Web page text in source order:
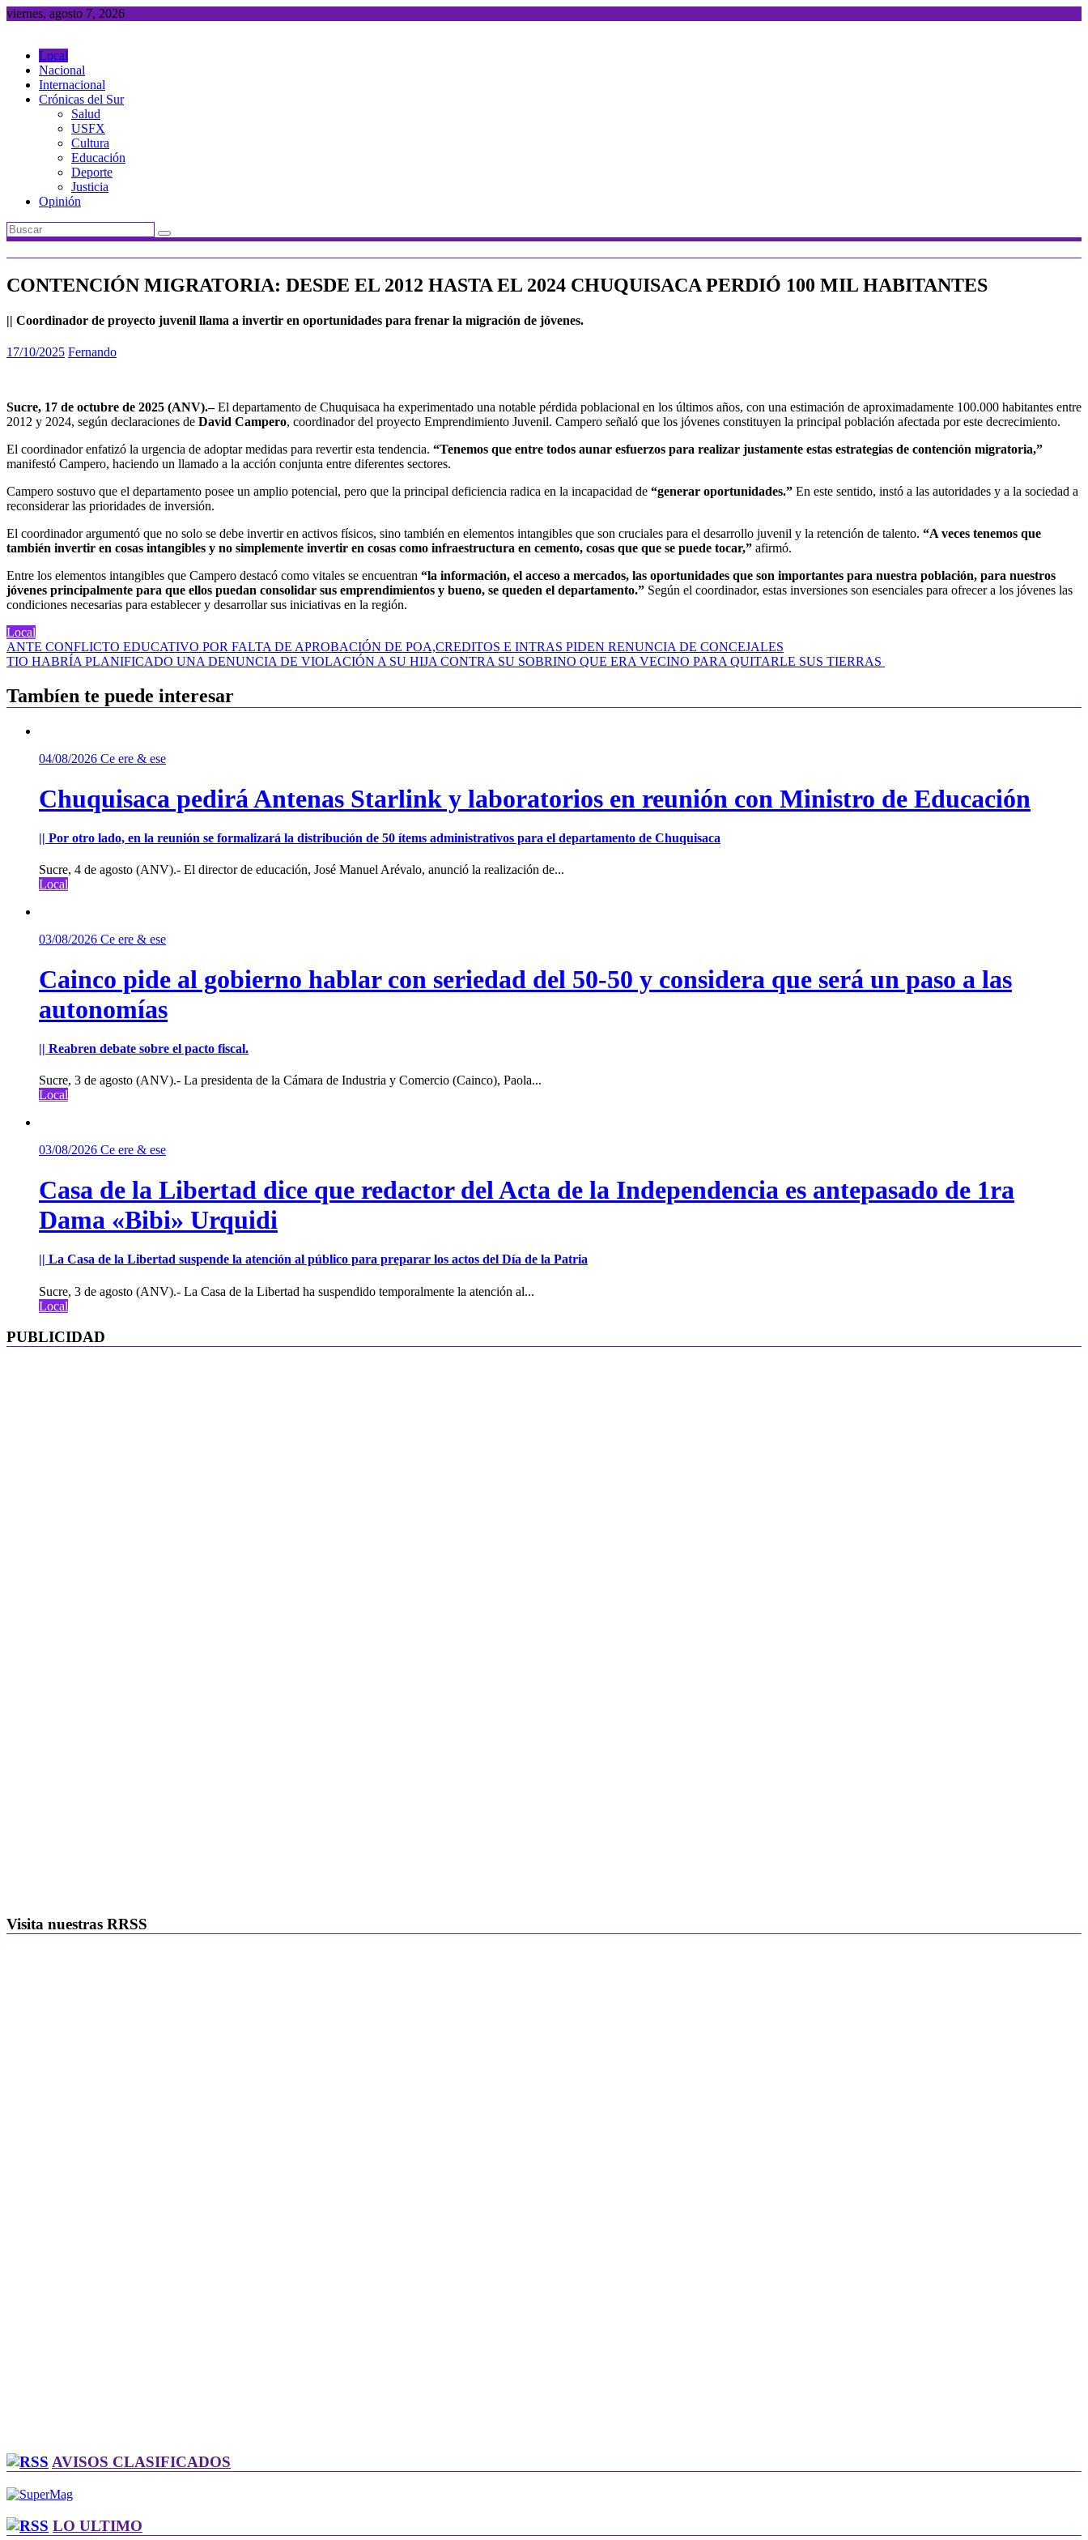
Saltar
viernes, agosto 7, 2026
Local
Nacional
Internacional
Crónicas del Sur
Salud
USFX
Cultura
Educación
Deporte
Justicia
Opinión
CONTENCIÓN MIGRATORIA: DESDE EL 2012 HASTA EL 2024 CHUQUISACA PERDIÓ 100 MIL HABITANTES
|| Coordinador de proyecto juvenil llama a invertir en oportunidades para frenar la migración de jóvenes.
17/10/2025 Fernando
Sucre, 17 de octubre de 2025 (ANV).–El departamento de Chuquisaca ha experimentado una notable pérdida poblacional en los últimos años, con una estimación de aproximadamente 100.000 habitantes entre
2012 y 2024, según declaraciones de David Campero, coordinador del proyecto Emprendimiento Juvenil. Campero señaló que los jóvenes constituyen la principal población afectada por este decrecimiento.
El coordinador enfatizó la urgencia de adoptar medidas para revertir esta tendencia. “Tenemos que entre todos aunar esfuerzos para realizar justamente estas estrategias de contención migratoria,”
manifestó Campero, haciendo un llamado a la acción conjunta entre diferentes sectores.
Campero sostuvo que el departamento posee un amplio potencial, pero que la principal deficiencia radica en la incapacidad de “generar oportunidades.” En este sentido, instó a las autoridades y a la sociedad a
reconsiderar las prioridades de inversión.
El coordinador argumentó que no solo se debe invertir en activos físicos, sino también en elementos intangibles que son cruciales para el desarrollo juvenil y la retención de talento. “A veces tenemos que
también invertir en cosas intangibles y no simplemente invertir en cosas como infraestructura en cemento, cosas que que se puede tocar,” afirmó.
Entre los elementos intangibles que Campero destacó como vitales se encuentran “la información, el acceso a mercados, las oportunidades que son importantes para nuestra población, para nuestros
jóvenes principalmente para que ellos puedan consolidar sus emprendimientos y bueno, se queden el departamento.” Según el coordinador, estas inversiones son esenciales para ofrecer a los jóvenes las
condiciones necesarias para establecer y desarrollar sus iniciativas en la región.
Local
Navegación
de
entradas
ANTE CONFLICTO EDUCATIVO POR FALTA DE APROBACIÓN DE POA,CREDITOS E INTRAS PIDEN RENUNCIA DE CONCEJALES
TIO HABRÍA PLANIFICADO UNA DENUNCIA DE VIOLACIÓN A SU HIJA CONTRA SU SOBRINO QUE ERA VECINO PARA QUITARLE SUS TIERRAS
Tambíen te puede interesar
04/08/2026 Ce ere & ese
Chuquisaca pedirá Antenas Starlink y laboratorios en reunión con Ministro de Educación
|| Por otro lado, en la reunión se formalizará la distribución de 50 ítems administrativos para el departamento de Chuquisaca
Sucre, 4 de agosto (ANV).- El director de educación, José Manuel Arévalo, anunció la realización de...
Local
03/08/2026 Ce ere & ese
Cainco pide al gobierno hablar con seriedad del 50-50 y considera que será un paso a las
autonomías
|| Reabren debate sobre el pacto fiscal.
Sucre, 3 de agosto (ANV).- La presidenta de la Cámara de Industria y Comercio (Cainco), Paola...
Local
03/08/2026 Ce ere & ese
Casa de la Libertad dice que redactor del Acta de la Independencia es antepasado de 1ra
Dama «Bibi» Urquidi
|| La Casa de la Libertad suspende la atención al público para preparar los actos del Día de la Patria
Sucre, 3 de agosto (ANV).- La Casa de la Libertad ha suspendido temporalmente la atención al...
Local
PUBLICIDAD
Visita nuestras RRSS
AVISOS CLASIFICADOS
LO ULTIMO